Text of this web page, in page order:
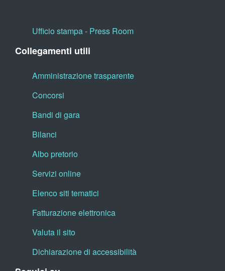
Ufficio stampa - Press Room
Collegamenti utili
Amministrazione trasparente
Concorsi
Bandi di gara
Bilanci
Albo pretorio
Servizi online
Elenco siti tematici
Fatturazione elettronica
Valuta il sito
Dichiarazione di accessibilità